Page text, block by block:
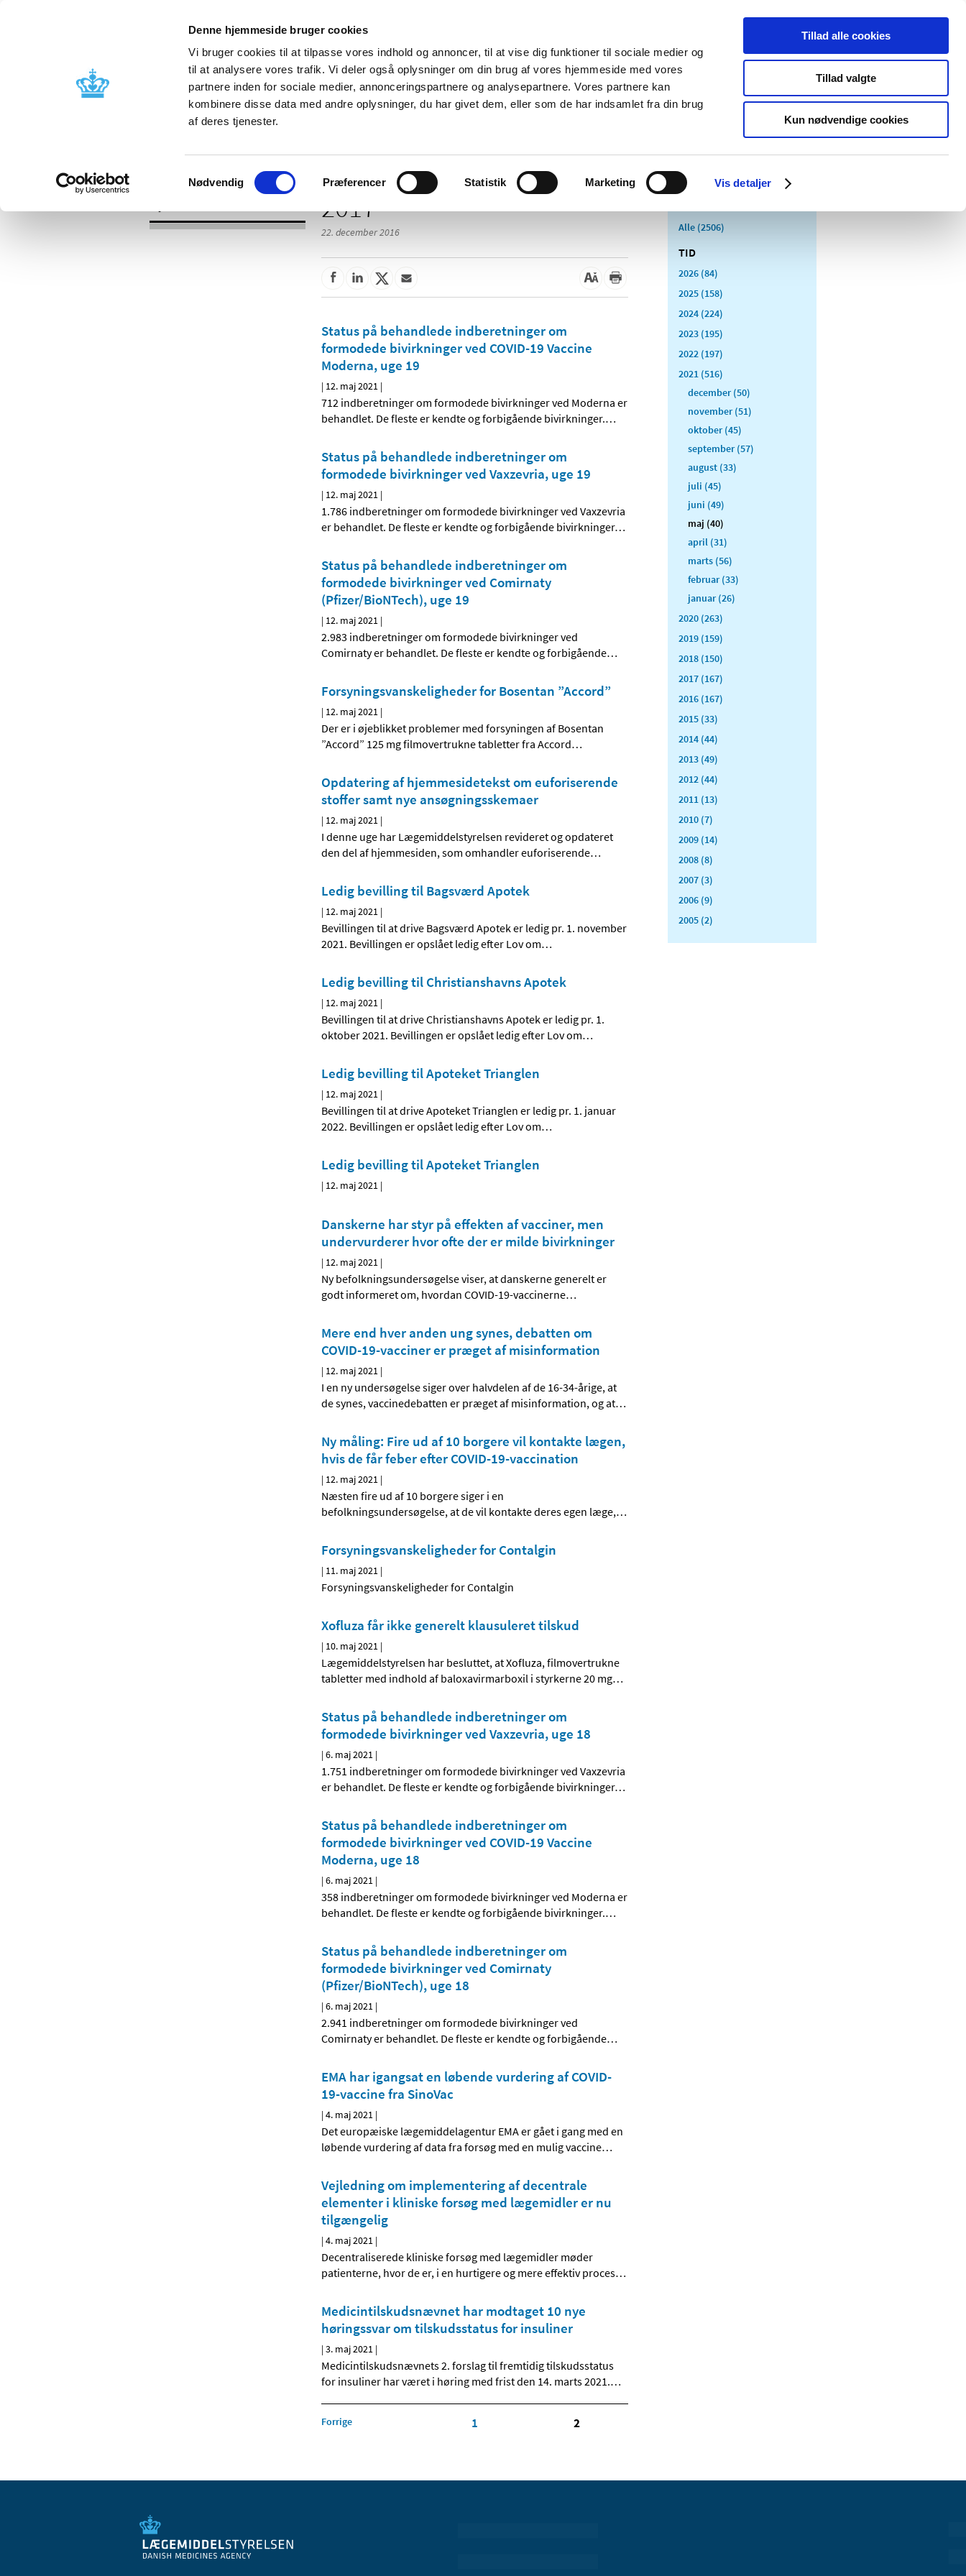
Denne hjemmeside bruger cookies
Vi bruger cookies til at tilpasse vores indhold og annoncer, til at vise dig funktioner til sociale medier og
til at analysere vores trafik. Vi deler også oplysninger om din brug af vores hjemmeside med vores
partnere inden for sociale medier, annonceringspartnere og analysepartnere. Vores partnere kan
kombinere disse data med andre oplysninger, du har givet dem, eller som de har indsamlet fra din brug
af deres tjenester.
Samtykkevalg
Nødvendig Præferencer Statistik Marketing Vis detaljer
Tillad alle cookies
Tillad valgte
Kun nødvendige cookies
Nyheder Om os Kontakt Udgivelser
Godkendelse og
Bivirkninger og
produktinformation
Tilskud og
Apoteker og salg af
Medicinsk
Særlige
produktområder
2017
22. december 2016
Status på behandlede indberetninger om
formodede bivirkninger ved COVID-19 Vaccine
Moderna, uge 19
| 12. maj 2021 |
712 indberetninger om formodede bivirkninger ved Moderna er
behandlet. De fleste er kendte og forbigående bivirkninger.…
Status på behandlede indberetninger om
formodede bivirkninger ved Vaxzevria, uge 19
| 12. maj 2021 |
1.786 indberetninger om formodede bivirkninger ved Vaxzevria
er behandlet. De fleste er kendte og forbigående bivirkninger…
Status på behandlede indberetninger om
formodede bivirkninger ved Comirnaty
(Pfizer/BioNTech), uge 19
| 12. maj 2021 |
2.983 indberetninger om formodede bivirkninger ved
Comirnaty er behandlet. De fleste er kendte og forbigående…
Forsyningsvanskeligheder for Bosentan ”Accord”
| 12. maj 2021 |
Der er i øjeblikket problemer med forsyningen af Bosentan
”Accord” 125 mg filmovertrukne tabletter fra Accord…
Opdatering af hjemmesidetekst om euforiserende
stoffer samt nye ansøgningsskemaer
| 12. maj 2021 |
I denne uge har Lægemiddelstyrelsen revideret og opdateret
den del af hjemmesiden, som omhandler euforiserende…
Ledig bevilling til Bagsværd Apotek
| 12. maj 2021 |
Bevillingen til at drive Bagsværd Apotek er ledig pr. 1. november
2021. Bevillingen er opslået ledig efter Lov om…
Ledig bevilling til Christianshavns Apotek
| 12. maj 2021 |
Bevillingen til at drive Christianshavns Apotek er ledig pr. 1.
oktober 2021. Bevillingen er opslået ledig efter Lov om…
Ledig bevilling til Apoteket Trianglen
| 12. maj 2021 |
Bevillingen til at drive Apoteket Trianglen er ledig pr. 1. januar
2022. Bevillingen er opslået ledig efter Lov om…
Ledig bevilling til Apoteket Trianglen
| 12. maj 2021 |
Danskerne har styr på effekten af vacciner, men
undervurderer hvor ofte der er milde bivirkninger
| 12. maj 2021 |
Ny befolkningsundersøgelse viser, at danskerne generelt er
godt informeret om, hvordan COVID-19-vaccinerne…
Mere end hver anden ung synes, debatten om
COVID-19-vacciner er præget af misinformation
| 12. maj 2021 |
I en ny undersøgelse siger over halvdelen af de 16-34-årige, at
de synes, vaccinedebatten er præget af misinformation, og at…
Ny måling: Fire ud af 10 borgere vil kontakte lægen,
hvis de får feber efter COVID-19-vaccination
| 12. maj 2021 |
Næsten fire ud af 10 borgere siger i en
befolkningsundersøgelse, at de vil kontakte deres egen læge,…
Forsyningsvanskeligheder for Contalgin
| 11. maj 2021 |
Forsyningsvanskeligheder for Contalgin
Xofluza får ikke generelt klausuleret tilskud
| 10. maj 2021 |
Lægemiddelstyrelsen har besluttet, at Xofluza, filmovertrukne
tabletter med indhold af baloxavirmarboxil i styrkerne 20 mg…
Status på behandlede indberetninger om
formodede bivirkninger ved Vaxzevria, uge 18
|6. maj 2021 |
1.751 indberetninger om formodede bivirkninger ved Vaxzevria
er behandlet. De fleste er kendte og forbigående bivirkninger…
Status på behandlede indberetninger om
formodede bivirkninger ved COVID-19 Vaccine
Moderna, uge 18
|6. maj 2021 |
358 indberetninger om formodede bivirkninger ved Moderna er
behandlet. De fleste er kendte og forbigående bivirkninger.…
Status på behandlede indberetninger om
formodede bivirkninger ved Comirnaty
(Pfizer/BioNTech), uge 18
|6. maj 2021 |
2.941 indberetninger om formodede bivirkninger ved
Comirnaty er behandlet. De fleste er kendte og forbigående…
EMA har igangsat en løbende vurdering af COVID-
19-vaccine fra SinoVac
|4. maj 2021 |
Det europæiske lægemiddelagentur EMA er gået i gang med en
løbende vurdering af data fra forsøg med en mulig vaccine…
Vejledning om implementering af decentrale
elementer i kliniske forsøg med lægemidler er nu
tilgængelig
|4. maj 2021 |
Decentraliserede kliniske forsøg med lægemidler møder
patienterne, hvor de er, i en hurtigere og mere effektiv proces…
Medicintilskudsnævnet har modtaget 10 nye
høringssvar om tilskudsstatus for insuliner
|3. maj 2021 |
Medicintilskudsnævnets 2. forslag til fremtidig tilskudsstatus
for insuliner har været i høring med frist den 14. marts 2021.…
Forrige 1 2
Alle (2506)
TID
2026 (84)
2025 (158)
2024 (224)
2023 (195)
2022 (197)
2021 (516)
december (50)
november (51)
oktober (45)
september (57)
august (33)
juli (45)
juni (49)
maj (40)
april (31)
marts (56)
februar (33)
januar (26)
2020 (263)
2019 (159)
2018 (150)
2017 (167)
2016 (167)
2015 (33)
2014 (44)
2013 (49)
2012 (44)
2011 (13)
2010 (7)
2009 (14)
2008 (8)
2007 (3)
2006 (9)
2005 (2)